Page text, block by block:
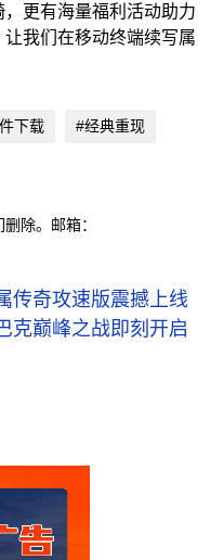
更有海量福利活动助力
我们在移动终端续写属
下载 #经典重现
除。邮箱：
传奇攻速版震撼上线
克巅峰之战即刻开启